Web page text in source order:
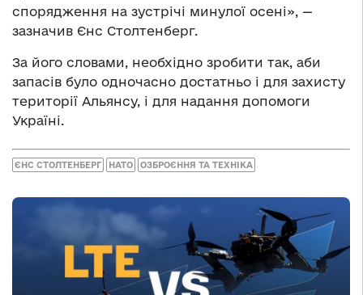
спорядження на зустрічі минулої осені», —
зазначив Єнс Столтенберг.
За його словами, необхідно зробити так, аби
запасів було одночасно достатньо і для захисту
території Альянсу, і для надання допомоги
Україні.
ЄНС СТОЛТЕНБЕРГ НАТО ОЗБРОЄННЯ ТА ТЕХНІКА